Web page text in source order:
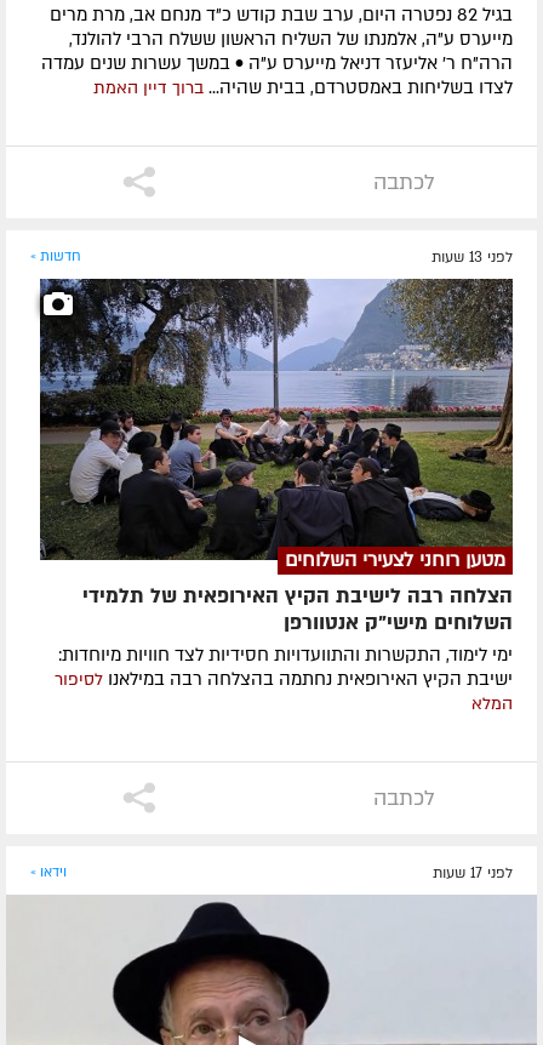
בגיל 82 נפטרה היום, ערב שבת קודש כ"ד מנחם אב, מרת מרים
מייערס ע"ה, אלמנתו של השליח הראשון ששלח הרבי להולנד,
הרה"ח ר' אליעזר דניאל מייערס ע"ה • במשך עשרות שנים עמדה
לצדו בשליחות באמסטרדם, בבית שהיה... ברוך דיין האמת
לכתבה
לפני 13 שעות חדשות »
מטען רוחני לצעירי השלוחים
הצלחה רבה לישיבת הקיץ האירופאית של תלמידי
השלוחים מישי"ק אנטוורפן
ימי לימוד, התקשרות והתוועדויות חסידיות לצד חוויות מיוחדות:
ישיבת הקיץ האירופאית נחתמה בהצלחה רבה במילאנו לסיפור
המלא
לכתבה
לפני 17 שעות וידאו »